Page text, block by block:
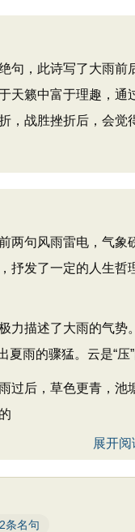
，此诗写了大雨前
天籁中富于理趣，
，战胜挫折后，会觉
句风雨雷电，气象
抒发了一定的人生
描述了大雨的气势
夏雨的骤猛。云是“
后，草色更青，池
展开
条名句